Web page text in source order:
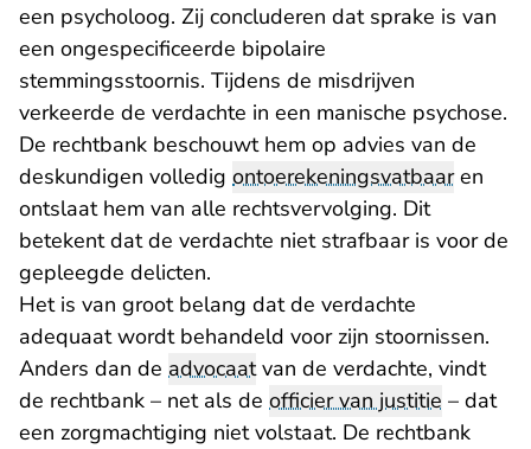
een psycholoog. Zij concluderen dat sprake is van
een ongespecificeerde bipolaire
stemmingsstoornis. Tijdens de misdrijven
verkeerde de verdachte in een manische psychose.
De rechtbank beschouwt hem op advies van de
deskundigen volledig ontoerekeningsvatbaaren
ontslaat hem van alle rechtsvervolging. Dit
betekent dat de verdachte niet strafbaar is voor de
gepleegde delicten.
Het is van groot belang dat de verdachte
adequaat wordt behandeld voor zijn stoornissen.
Anders dan de advocaatvan de verdachte, vindt
de rechtbank – net als de officier van justitie – dat
een zorgmachtiging niet volstaat. De rechtbank